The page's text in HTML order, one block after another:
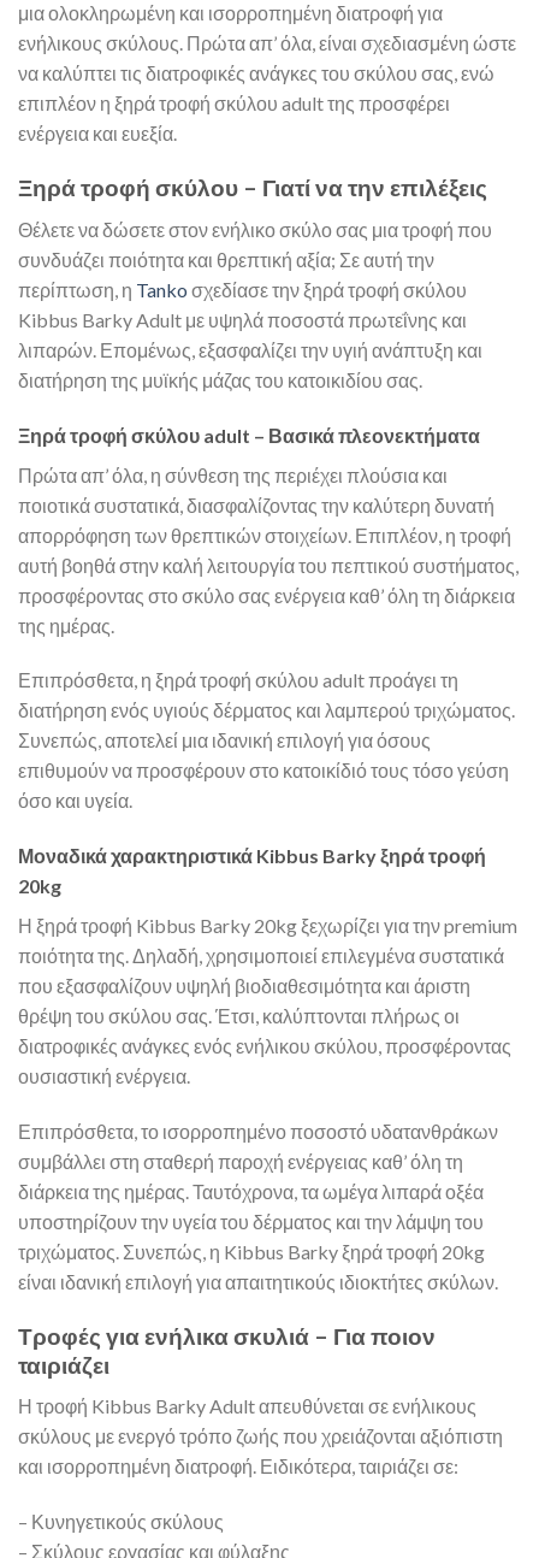
μια ολοκληρωμένη και ισορροπημένη διατροφή για
ενήλικους σκύλους. Πρώτα απ’ όλα, είναι σχεδιασμένη ώστε
να καλύπτει τις διατροφικές ανάγκες του σκύλου σας, ενώ
επιπλέον η ξηρά τροφή σκύλου adult της προσφέρει
ενέργεια και ευεξία.
Ξηρά τροφή σκύλου – Γιατί να την επιλέξεις
Θέλετε να δώσετε στον ενήλικο σκύλο σας μια τροφή που
συνδυάζει ποιότητα και θρεπτική αξία; Σε αυτή την
περίπτωση, η Tanko σχεδίασε την ξηρά τροφή σκύλου
Kibbus Barky Adult με υψηλά ποσοστά πρωτεΐνης και
λιπαρών. Επομένως, εξασφαλίζει την υγιή ανάπτυξη και
διατήρηση της μυϊκής μάζας του κατοικιδίου σας.
Ξηρά τροφή σκύλου adult – Βασικά πλεονεκτήματα
Πρώτα απ’ όλα, η σύνθεση της περιέχει πλούσια και
ποιοτικά συστατικά, διασφαλίζοντας την καλύτερη δυνατή
απορρόφηση των θρεπτικών στοιχείων. Επιπλέον, η τροφή
αυτή βοηθά στην καλή λειτουργία του πεπτικού συστήματος,
προσφέροντας στο σκύλο σας ενέργεια καθ’ όλη τη διάρκεια
της ημέρας.
Επιπρόσθετα, η ξηρά τροφή σκύλου adult προάγει τη
διατήρηση ενός υγιούς δέρματος και λαμπερού τριχώματος.
Συνεπώς, αποτελεί μια ιδανική επιλογή για όσους
επιθυμούν να προσφέρουν στο κατοικίδιό τους τόσο γεύση
όσο και υγεία.
Μοναδικά χαρακτηριστικά Kibbus Barky ξηρά τροφή
20kg
Η ξηρά τροφή Kibbus Barky 20kg ξεχωρίζει για την premium
ποιότητα της. Δηλαδή, χρησιμοποιεί επιλεγμένα συστατικά
που εξασφαλίζουν υψηλή βιοδιαθεσιμότητα και άριστη
θρέψη του σκύλου σας. Έτσι, καλύπτονται πλήρως οι
διατροφικές ανάγκες ενός ενήλικου σκύλου, προσφέροντας
ουσιαστική ενέργεια.
Επιπρόσθετα, το ισορροπημένο ποσοστό υδατανθράκων
συμβάλλει στη σταθερή παροχή ενέργειας καθ’ όλη τη
διάρκεια της ημέρας. Ταυτόχρονα, τα ωμέγα λιπαρά οξέα
υποστηρίζουν την υγεία του δέρματος και την λάμψη του
τριχώματος. Συνεπώς, η Kibbus Barky ξηρά τροφή 20kg
είναι ιδανική επιλογή για απαιτητικούς ιδιοκτήτες σκύλων.
Τροφές για ενήλικα σκυλιά – Για ποιον
ταιριάζει
Η τροφή Kibbus Barky Adult απευθύνεται σε ενήλικους
σκύλους με ενεργό τρόπο ζωής που χρειάζονται αξιόπιστη
και ισορροπημένη διατροφή. Ειδικότερα, ταιριάζει σε:
– Κυνηγετικούς σκύλους
– Σκύλους εργασίας και φύλαξης